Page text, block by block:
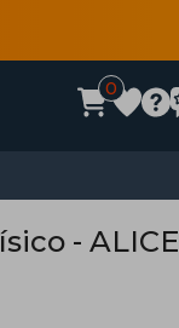
0
- ALICE